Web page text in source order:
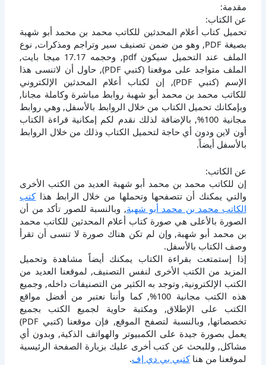
مقدمة:
عن الكتاب:
تحميل كتاب أعلام المحدثين للكاتب محمد بن محمد أبو شهبة
بصيغة PDF, وهو من ضمن تصنيف سير وتراجم ومذكرات, نوع
الملف عند التحميل سيكون pdf, وحجمه 17.17 ميجا بايت,
الملف متواجد على موقعنا (كتبي PDF), حاول أن لاتنسى هذا
الإسم (كتبي PDF), إن لكتاب أعلام المحدثين الإلكتروني
للكاتب محمد بن محمد أبو شهبة روابط مباشرة وكاملة مجانا,
وبإمكانك تحميل الكتاب من خلال الروابط بالأسفل, وهي روابط
مجانية 100%, بالإضافة لذلك نقدم لكم إمكانية قراءة الكتاب
أون لاين ودون أي حاجة لتحميل الكتاب وذلك من خلال الروابط
بالأسفل أيضاً.
عن الكاتب:
إن للكاتب محمد بن محمد أبو شهبة العديد من الكتب الأخرى
والتي يمكنك أن تتصفحها وتحملها من خلال الرابط هذاكتب
الكاتب محمد بن محمد أبو شهبة, وبالنسبة للصور تأكد من أن
الصورة بالأعلى هي صورة كتاب أعلام المحدثين للكاتب محمد
بن محمد أبو شهبة, وإن لم تكن هناك صورة لا تنسى أن تقرأ
وصف الكتاب بالأسفل.
إذا إستمتعت بقراءة الكتاب يمكنك أيضاً مشاهدة وتحميل
المزيد من الكتب الأخرى لنفس التصنيف, لموقعنا العديد من
الكتب الإلكترونية, وتوجد به الكثير من التصنيفات داخله, وجميع
هذه الكتب مجانية 100%, كما وأننا نعتبر من أفضل مواقع
الكتب على الإطلاق, ومكتبة حاوية لجميع الكتب بجميع
تخصصاتها, وبالنسبة لتصفح الموقع, فإن موقعنا (كتبي PDF)
يعمل بصورة جيدة على الكمبيوتر والهواتف الذكية, وبدون أي
مشاكل, وللبحث عن كتب أخرى عليك بزيارة الصفحة الرئيسية
لموقعنا من هناكتبي بي دي إف.